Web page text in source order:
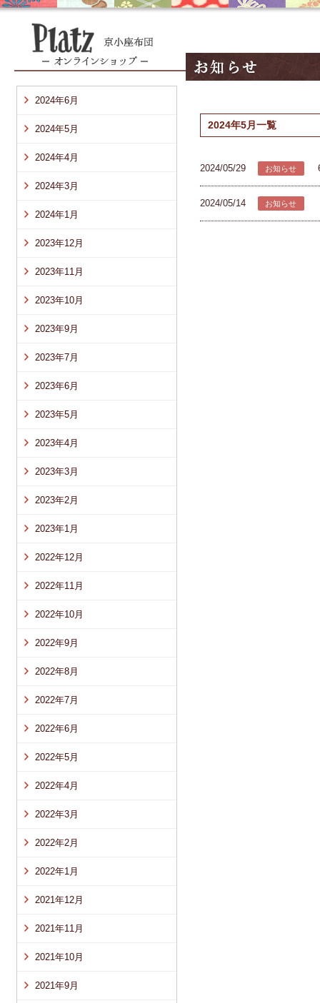
2024年6月
2024年5月
2024年4月
2024年3月
2024年1月
2023年12月
2023年11月
2023年10月
2023年9月
2023年7月
2023年6月
2023年5月
2023年4月
2023年3月
2023年2月
2023年1月
2022年12月
2022年11月
2022年10月
2022年9月
2022年8月
2022年7月
2022年6月
2022年5月
2022年4月
2022年3月
2022年2月
2022年1月
2021年12月
2021年11月
2021年10月
2021年9月
2024年5月一覧
2024/05/29 お知らせ
2024/05/14 お知らせ